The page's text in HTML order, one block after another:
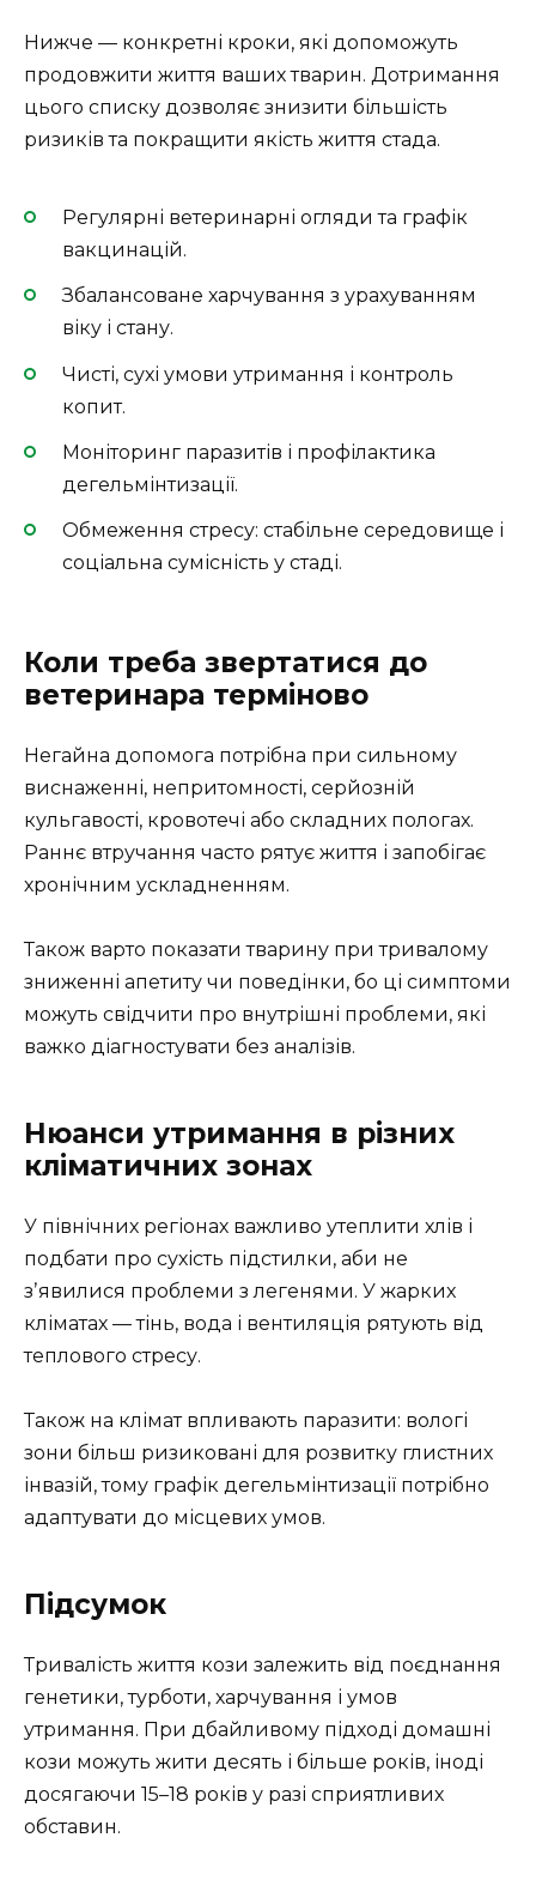
Нижче — конкретні кроки, які допоможуть
продовжити життя ваших тварин. Дотримання
цього списку дозволяє знизити більшість
ризиків та покращити якість життя стада.
Регулярні ветеринарні огляди та графік
вакцинацій.
Збалансоване харчування з урахуванням
віку і стану.
Чисті, сухі умови утримання і контроль
копит.
Моніторинг паразитів і профілактика
дегельмінтизації.
Обмеження стресу: стабільне середовище і
соціальна сумісність у стаді.
Коли треба звертатися до
ветеринара терміново
Негайна допомога потрібна при сильному
виснаженні, непритомності, серйозній
кульгавості, кровотечі або складних пологах.
Раннє втручання часто рятує життя і запобігає
хронічним ускладненням.
Також варто показати тварину при тривалому
зниженні апетиту чи поведінки, бо ці симптоми
можуть свідчити про внутрішні проблеми, які
важко діагностувати без аналізів.
Нюанси утримання в різних
кліматичних зонах
У північних регіонах важливо утеплити хлів і
подбати про сухість підстилки, аби не
зʼявилися проблеми з легенями. У жарких
кліматах — тінь, вода і вентиляція рятують від
теплового стресу.
Також на клімат впливають паразити: вологі
зони більш ризиковані для розвитку глистних
інвазій, тому графік дегельмінтизації потрібно
адаптувати до місцевих умов.
Підсумок
Тривалість життя кози залежить від поєднання
генетики, турботи, харчування і умов
утримання. При дбайливому підході домашні
кози можуть жити десять і більше років, іноді
досягаючи 15–18 років у разі сприятливих
обставин.